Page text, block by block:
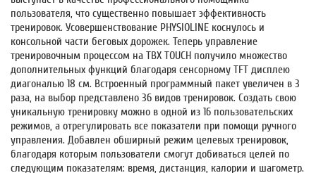
пользователя, что существенно повышает эффективность
тренировок. Усовершенствование PHYSIOLINE коснулось и
консольной части беговых дорожек. Теперь управление
тренировочным процессом на TBX TOUCH получило множество
дополнительных функций благодаря сенсорному TFT дисплею
диагональю 18 см. Встроенный программный пакет увеличен в 3
раза, на выбор представлено 36 видов тренировок. Создать свою
уникальную тренировку можно в одной из 16 пользовательских
режимов, а отрегулировать все показатели при помощи ручного
управления. Добавлен обширный режим целевых тренировок,
благодаря которым пользователи смогут добиваться целей по
следующим показателям: время, дистанция, калории и шагометр.